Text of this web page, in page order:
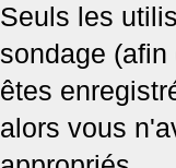
Seuls les
sondage
êtes
alors vous